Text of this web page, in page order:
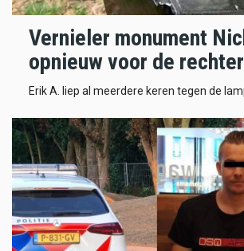
Vernieler monument
opnieuw voor de rechter
Erik A. liep al meerdere keren tegen de